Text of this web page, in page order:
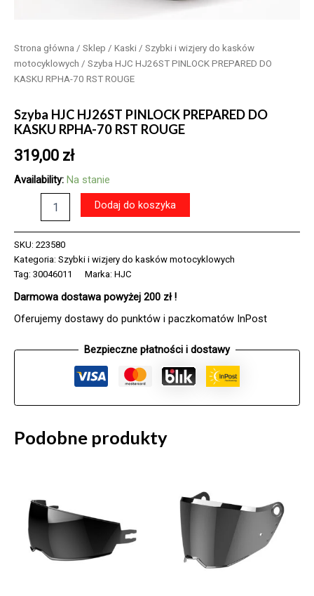
Strona główna / Sklep / Kaski / Szybki i wizjery do kasków
motocyklowych / Szyba HJC HJ26ST PINLOCK PREPARED DO
KASKU RPHA-70 RST ROUGE
Szyba HJC HJ26ST PINLOCK PREPARED DO
KASKU RPHA-70 RST ROUGE
319,00 zł
Availability: Na stanie
HJ26ST
PINLOCK
PREPARED
KASKU
RPHA-
70
ROUGE
Dodaj do koszyka
SKU: 223580
Kategoria: Szybki i wizjery do kasków motocyklowych
Tag: 30046011 Marka: HJC
Darmowa dostawa powyżej 200 zł !
Oferujemy dostawy do punktów i paczkomatów InPost
Bezpieczne płatności i dostawy
Podobne produkty